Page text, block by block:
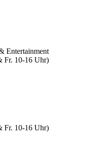
Entertainment
Fr. 10-16 Uhr)
Fr. 10-16 Uhr)